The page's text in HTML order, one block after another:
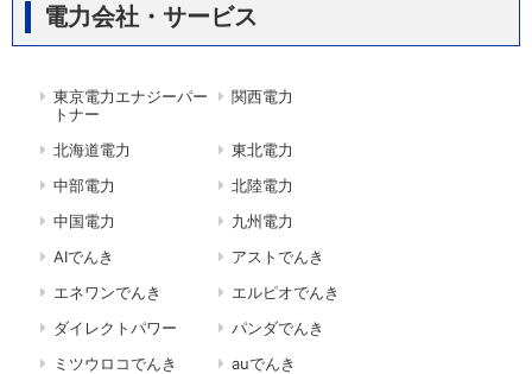
電力会社・サービス
東京電力エナジーパー
トナー
関西電力
北海道電力
東北電力
中部電力
北陸電力
中国電力
九州電力
AIでんき
アストでんき
エネワンでんき
エルピオでんき
ダイレクトパワー
パンダでんき
ミツウロコでんき
auでんき